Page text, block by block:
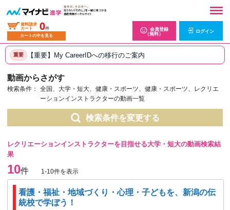
資料請求
カート
0件
カートの中を見る
会員登録
（無料）
ログイン
重要 【重要】My CareerIDへの移行のご案内
動画からさがす
検索条件：
全国、大学・短大、健康・スポーツ、健康・スポーツ、レクリエ
ーションインストラクターの動画一覧
検索条件を変更する
レクリエーションインストラクターを目指せる大学・短大の動画検索結
果
10件 1-10件を表示
看護・福祉・地域づくり・心理・子どもを、新潟の伝
統校で学ぼう！